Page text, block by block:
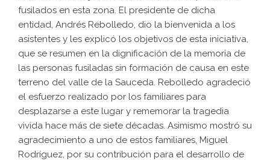
fusilados en esta zona. El presidente de dicha
entidad, Andrés Rebolledo, dio la bienvenida a los
asistentes y les explicó los objetivos de esta iniciativa,
que se resumen en la dignificación de la memoria de
las personas fusiladas sin formación de causa en este
terreno del valle de la Sauceda. Rebolledo agradeció
el esfuerzo realizado por los familiares para
desplazarse a este lugar y rememorar la tragedia
vivida hace más de siete décadas. Asimismo mostró su
agradecimiento a uno de estos familiares, Miguel
Rodríguez, por su contribución para el desarrollo de